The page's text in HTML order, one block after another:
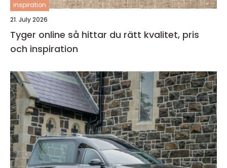
inspiration
21. July 2026
Tyger online så hittar du rätt kvalitet, pris
och inspiration